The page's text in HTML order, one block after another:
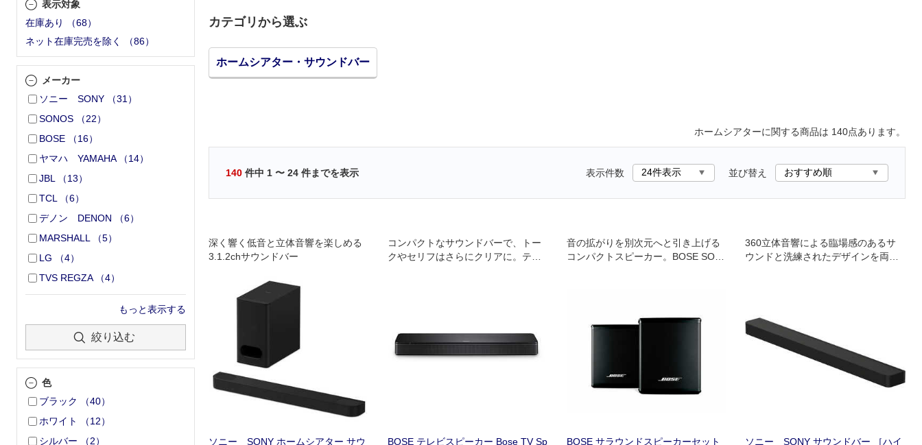
表示対象
在庫あり
（68）
ネット在庫完売を除く
（86）
メーカー
ソニー SONY
（31 ）
SONOS
（22）
BOSE
（16）
ヤマハ YAMAHA
（14）
JBL
（13）
TCL
（6）
デノン DENON
（6）
MARSHALL
（5）
LG
（4）
TVS REGZA
（4）
もっと表示する
絞り込む
色
ブラック
（40）
ホワイト
（12）
シルバー
（2）
カテゴリから選ぶ
ホームシアター・サウンドバー
ホームシアターに関する商品は 140点あります。
140 件中 1 〜 24 件までを表示 表示件数 並び替え
深く響く低音と立体音響を楽しめる
3.1.2chサウンドバー
ソニー SONY ホームシアター サウ
コンパクトなサウンドバーで、トー
クやセリフはさらにクリアに。テレ
BOSE テレビスピーカー Bose TV Sp
音の拡がりを別次元へと引き上げる
コンパクトスピーカー。BOSE SOU
BOSE サラウンドスピーカーセット
360立体音響による臨場感のあるサ
ウンドと洗練されたデザインを両立
ソニー SONY サウンドバー ［ハイ